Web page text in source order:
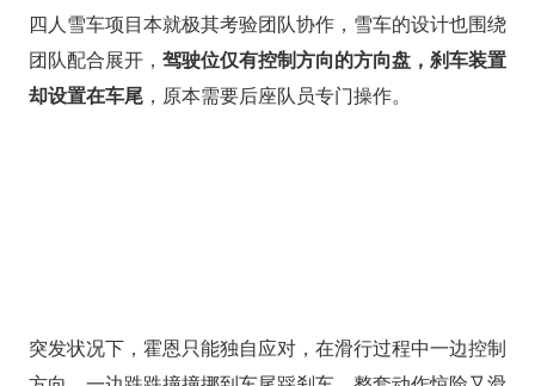
四人雪车项目本就极其考验团队协作，雪车的设计也围绕
团队配合展开， 驾驶位仅有控制方向的方向盘，刹车装置
却设置在车尾，原本需要后座队员专门操作。
突发状况下，霍恩只能独自应对，在滑行过程中一边控制